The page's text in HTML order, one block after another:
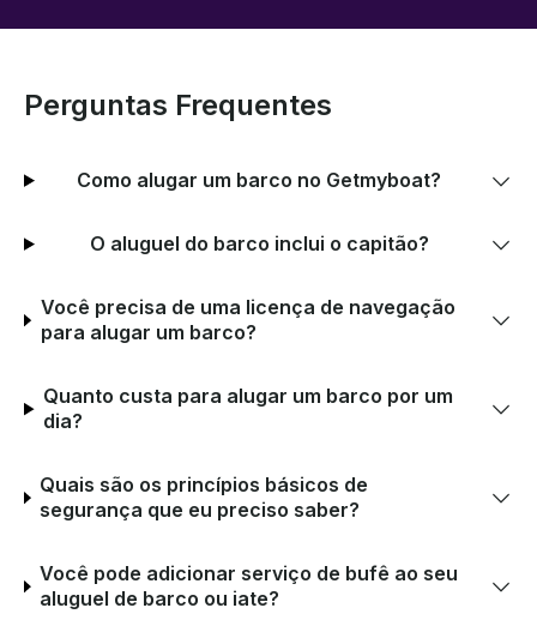
Perguntas Frequentes
Como alugar um barco no Getmyboat?
O aluguel do barco inclui o capitão?
Você precisa de uma licença de navegação
para alugar um barco?
Quanto custa para alugar um barco por um
dia?
Quais são os princípios básicos de
segurança que eu preciso saber?
Você pode adicionar serviço de bufê ao seu
aluguel de barco ou iate?